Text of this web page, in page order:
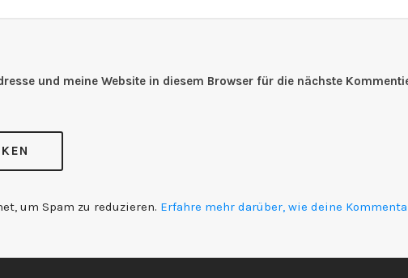
und meine Website in diesem Browser für die nächste
um Spam zu reduzieren. Erfahre mehr darüber, wie deine